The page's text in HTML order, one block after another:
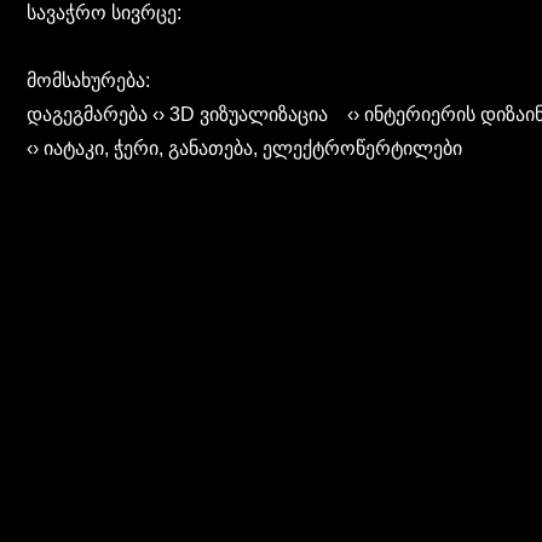
სავაჭრო სივრცე:
მომსახურება:
დაგეგმარება ‹› 3D ვიზუალიზაცია ‹› ინტერიერის
‹› იატაკი, ჭერი, განათება, ელექტროწერტილები